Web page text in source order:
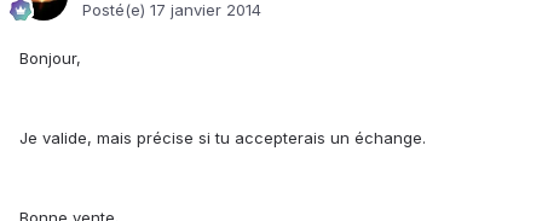
Posté(e) 17 janvier 2014
Bonjour,
Je valide, mais précise si tu accepterais un échange.